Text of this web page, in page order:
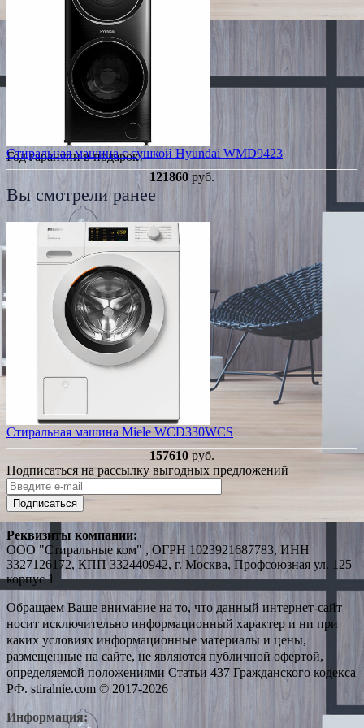
Год гарантии в подарок!
Стиральная машина с сушкой Hyundai WMD9423
121860 руб.
Вы смотрели ранее
Стиральная машина Miele WCD330WCS
157610 руб.
Подписаться на рассылку выгодных предложений
Подписаться
Реквизиты компании:
ООО "Стиральные ком" , ОГРН 1023921687783, ИНН
3327126172, КПП 332440942, г. Москва, Профсоюзная ул. 125
корпус 1
Обращаем Ваше внимание на то, что данный интернет-сайт
носит исключительно информационный характер и ни при
каких условиях информационные материалы и цены,
размещенные на сайте, не являются публичной офертой,
определяемой положениями Статьи 437 Гражданского кодекса
РФ. stiralnie.com © 2017-2026
Информация: